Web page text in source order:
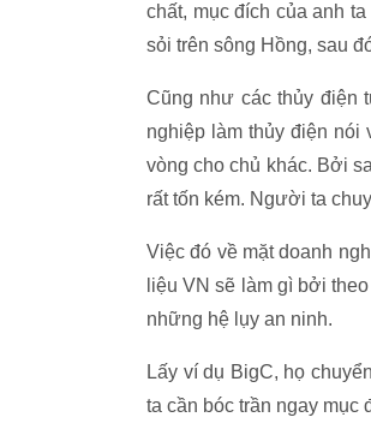
chất, mục đích của anh
sỏi trên sông Hồng, sau
Cũng như các thủy điện
nghiệp làm thủy điện
vòng cho chủ khác. Bởi
rất tốn kém. Người ta
Việc đó về mặt doanh
liệu VN sẽ làm gì bởi
những hệ lụy an ninh.
Lấy ví dụ BigC, họ
ta cần bóc trần ngay mục